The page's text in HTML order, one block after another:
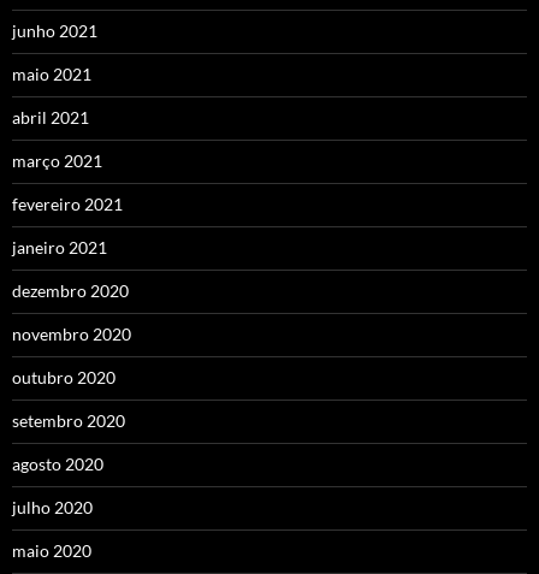
junho 2021
maio 2021
abril 2021
março 2021
fevereiro 2021
janeiro 2021
dezembro 2020
novembro 2020
outubro 2020
setembro 2020
agosto 2020
julho 2020
maio 2020